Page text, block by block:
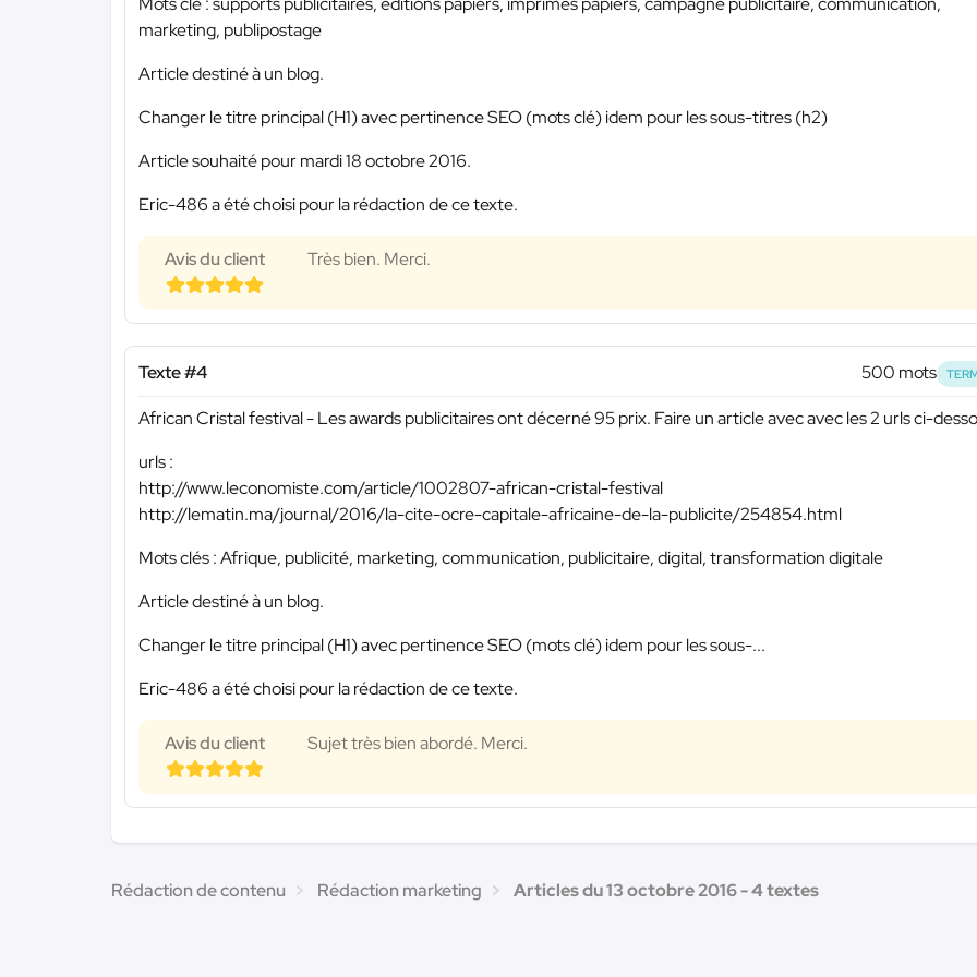
marketing, publipostage
Article destiné à un blog.
Changer le titre principal (H1) avec pertinence SEO (mots clé) idem pour les sous-titres (h2)
Article souhaité pour mardi 18 octobre 2016.
Eric-486 a été choisi pour la rédaction de ce texte.
Avis du client Très bien. Merci.
Texte #4 500 mots
African Cristal festival - Les awards publicitaires ont décerné 95 prix. Faire un article avec avec les 2 urls ci-
urls :
http://www.leconomiste.com/article/1002807-african-cristal-festival
http://lematin.ma/journal/2016/la-cite-ocre-capitale-africaine-de-la-publicite/254854.html
Mots clés : Afrique, publicité, marketing, communication, publicitaire, digital, transformation digitale
Article destiné à un blog.
Changer le titre principal (H1) avec pertinence SEO (mots clé) idem pour les sous-...
Eric-486 a été choisi pour la rédaction de ce texte.
Avis du client Sujet très bien abordé. Merci.
Rédaction de contenu Rédaction marketing Articles du 13 octobre 2016 - 4 textes